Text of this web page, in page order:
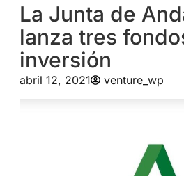
La Junta de
lanza tres
inversión
abril 12, 2021 venture_wp